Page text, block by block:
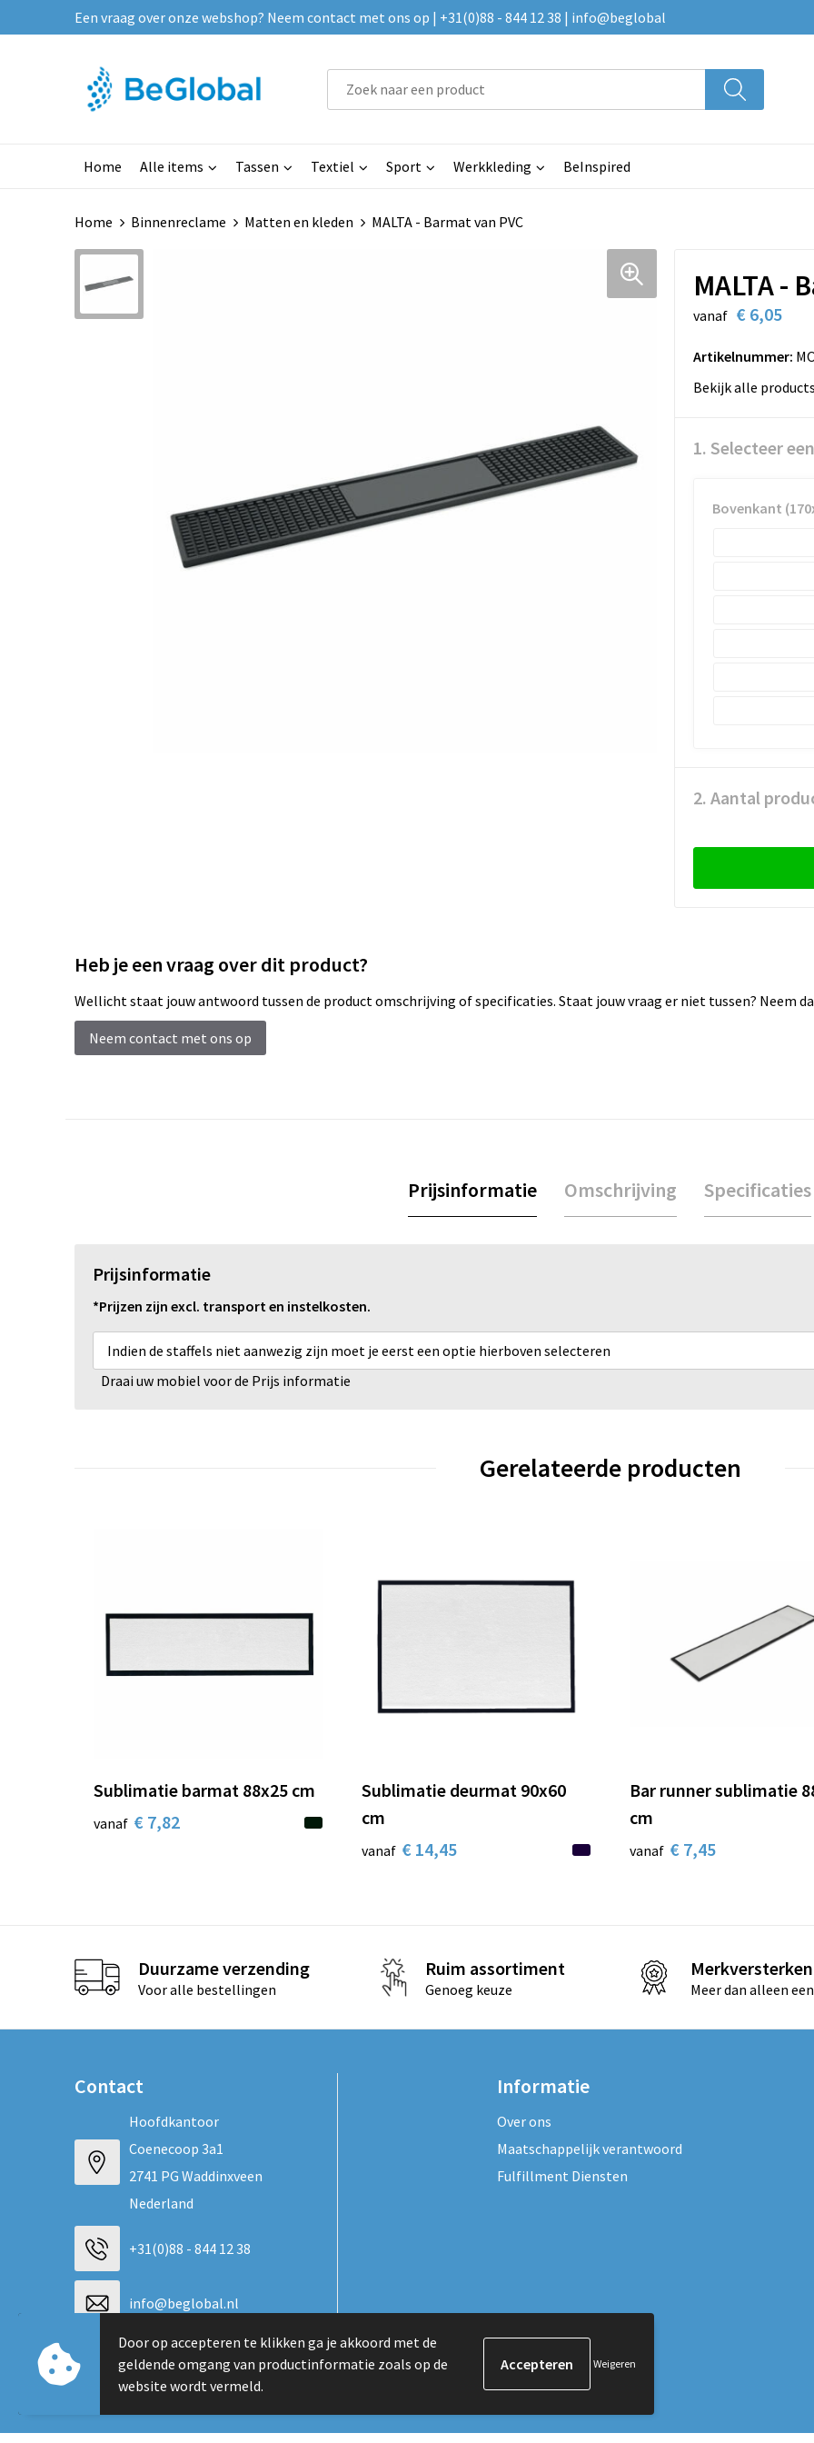
Een vraag over onze webshop? Neem contact met ons op | +31(0)88 - 844 12 38 | info@beglobal
Home Alle items Tassen Textiel Sport Werkkleding BeInspired
Home Binnenreclame Matten en kleden MALTA - Barmat van PVC
MALTA -
vanaf € 6,05
Artikelnummer:
Bekijk alle
1. Selecteer
Bovenkant
2. Aantal
Heb je een vraag over dit product?
Wellicht staat jouw antwoord tussen de product omschrijving of specificaties. Staat jouw vraag er niet tussen? Neem
Neem contact met ons op
Prijsinformatie Omschrijving Specificaties
Prijsinformatie
*Prijzen zijn excl. transport en instelkosten.
Indien de staffels niet aanwezig zijn moet je eerst een optie hierboven selecteren
Draai uw mobiel voor de Prijs informatie
Gerelateerde producten
Sublimatie barmat 88x25 cm
vanaf € 7,82
Sublimatie deurmat 90x60
cm
vanaf € 14,45
Bar runner sublimatie
cm
vanaf € 7,45
Duurzame verzending
Voor alle bestellingen
Ruim assortiment
Genoeg keuze Meer dan alleen
Contact
Hoofdkantoor
Coenecoop 3a1
2741 PG Waddinxveen
Nederland
+31(0)88 - 844 12 38
info@beglobal.nl
Neem contact op
Informatie
Over ons
Maatschappelijk verantwoord
Fulfillment Diensten
Door op accepteren te klikken ga je akkoord met de
geldende omgang van productinformatie zoals op de
website wordt vermeld.
Weigeren